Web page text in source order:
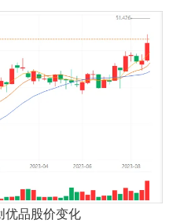
优品股价变化